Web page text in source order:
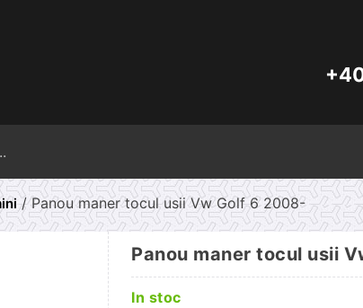
/ Panou maner tocul usii Vw Golf 6 2008-
Panou maner tocul usii
In stoc